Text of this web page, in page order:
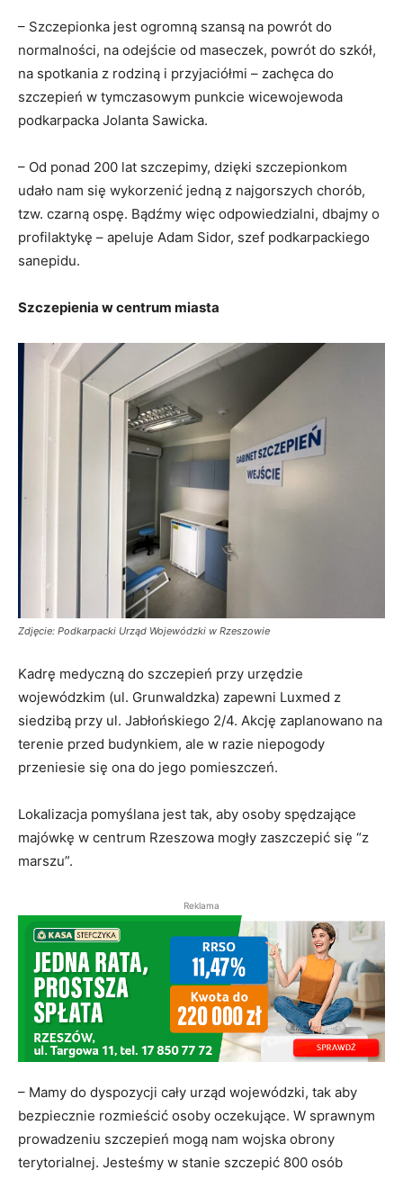
– Szczepionka jest ogromną szansą na powrót do
normalności, na odejście od maseczek, powrót do szkół,
na spotkania z rodziną i przyjaciółmi – zachęca do
szczepień w tymczasowym punkcie wicewojewoda
podkarpacka Jolanta Sawicka.
– Od ponad 200 lat szczepimy, dzięki szczepionkom
udało nam się wykorzenić jedną z najgorszych chorób,
tzw. czarną ospę. Bądźmy więc odpowiedzialni, dbajmy o
profilaktykę – apeluje Adam Sidor, szef podkarpackiego
sanepidu.
Szczepienia w centrum miasta
Zdjęcie: Podkarpacki Urząd Wojewódzki w Rzeszowie
Kadrę medyczną do szczepień przy urzędzie
wojewódzkim (ul. Grunwaldzka) zapewni Luxmed z
siedzibą przy ul. Jabłońskiego 2/4. Akcję zaplanowano na
terenie przed budynkiem, ale w razie niepogody
przeniesie się ona do jego pomieszczeń.
Lokalizacja pomyślana jest tak, aby osoby spędzające
majówkę w centrum Rzeszowa mogły zaszczepić się “z
marszu”.
Reklama
– Mamy do dyspozycji cały urząd wojewódzki, tak aby
bezpiecznie rozmieścić osoby oczekujące. W sprawnym
prowadzeniu szczepień mogą nam wojska obrony
terytorialnej. Jesteśmy w stanie szczepić 800 osób